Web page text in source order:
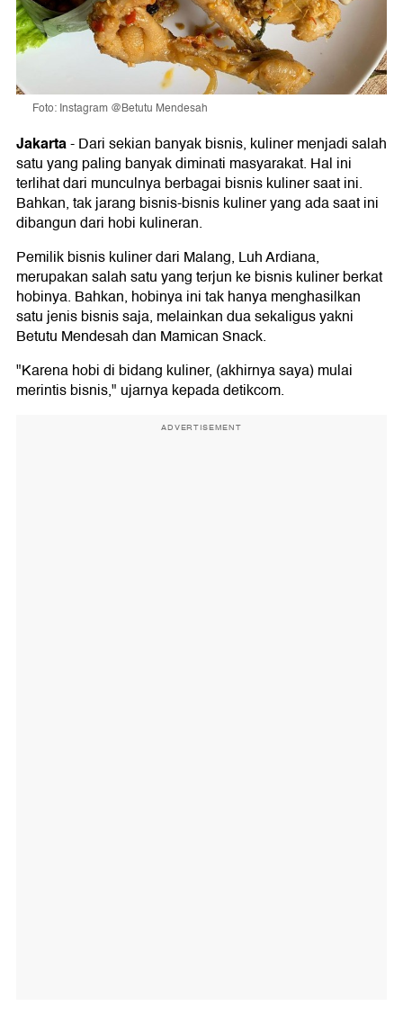
Foto: Instagram @Betutu Mendesah
Jakarta-Dari sekian banyak bisnis, kuliner menjadi salah
satu yang paling banyak diminati masyarakat. Hal ini
terlihat dari munculnya berbagai bisnis kuliner saat ini.
Bahkan, tak jarang bisnis-bisnis kuliner yang ada saat ini
dibangun dari hobi kulineran.
Pemilik bisnis kuliner dari Malang, Luh Ardiana,
merupakan salah satu yang terjun ke bisnis kuliner berkat
hobinya. Bahkan, hobinya ini tak hanya menghasilkan
satu jenis bisnis saja, melainkan dua sekaligus yakni
Betutu Mendesah dan Mamican Snack.
"Karena hobi di bidang kuliner, (akhirnya saya) mulai
merintis bisnis," ujarnya kepada detikcom.
ADVERTISEMENT